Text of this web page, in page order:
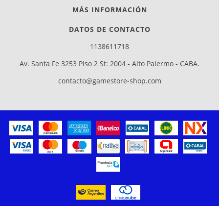
MÁS INFORMACIÓN
DATOS DE CONTACTO
1138611718
Av. Santa Fe 3253 Piso 2 St: 2004 - Alto Palermo - CABA.
contacto@gamestore-shop.com